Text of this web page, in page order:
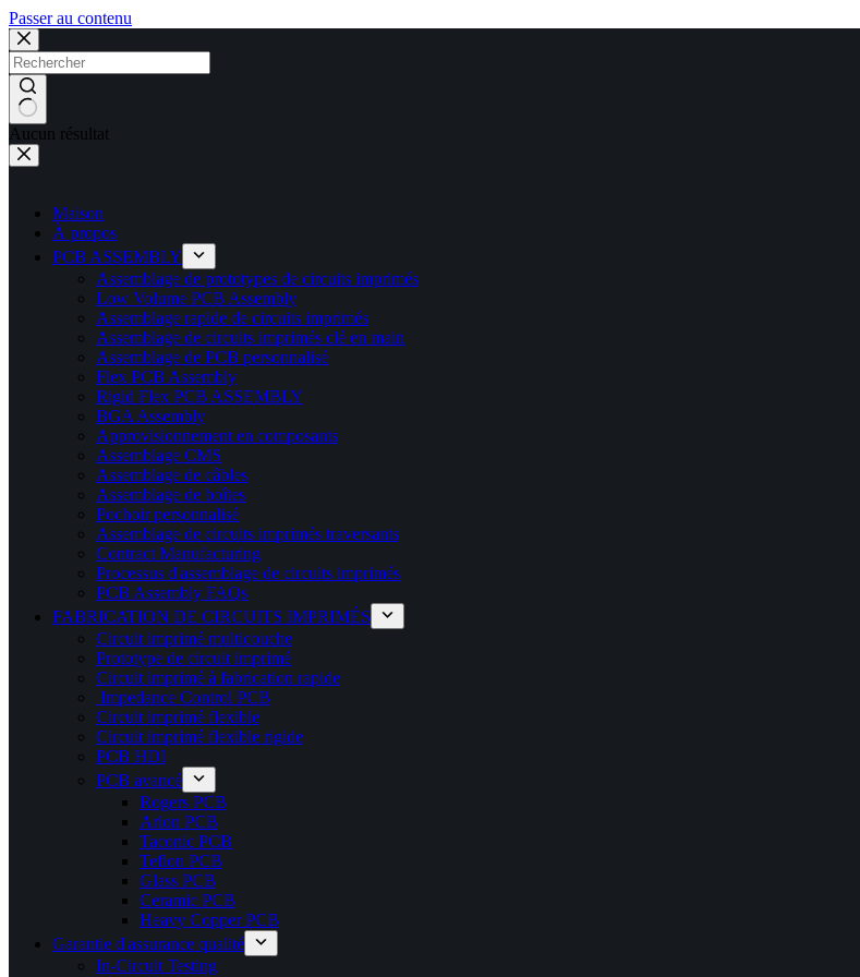
Passer au contenu
Aucun résultat
Maison
À propos
PCB ASSEMBLY
Assemblage de prototypes de circuits imprimés
Low Volume PCB Assembly
Assemblage rapide de circuits imprimés
Assemblage de circuits imprimés clé en main
Assemblage de PCB personnalisé
Flex PCB Assembly
Rigid Flex PCB ASSEMBLY
BGA Assembly
Approvisionnement en composants
Assemblage CMS
Assemblage de câbles
Assemblage de boîtes
Pochoir personnalisé
Assemblage de circuits imprimés traversants
Contract Manufacturing
Processus d'assemblage de circuits imprimés
PCB Assembly FAQs
FABRICATION DE CIRCUITS IMPRIMÉS
Circuit imprimé multicouche
Prototype de circuit imprimé
Circuit imprimé à fabrication rapide
Impedance Control PCB
Circuit imprimé flexible
Circuit imprimé flexible rigide
PCB HDI
PCB avancé
Rogers PCB
Arlon PCB
Taconic PCB
Teflon PCB
Glass PCB
Ceramic PCB
Heavy Copper PCB
Garantie d'assurance qualité
In-Circuit Testing